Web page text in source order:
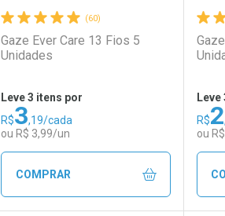
Ativar Desconto
Comprar sem Desconto
Comprar sem Desconto
(60)
Gaze Ever Care 13 Fios 5
Unidades
Leve 3 itens por
R$3,19/cada
ou R$ 3,99/un
COMPRAR
R$2
ou